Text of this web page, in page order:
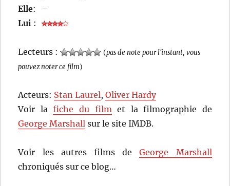
Elle:
–
Lui :
Lecteurs : (pas de note pour l'instant, vous
pouvez noter ce film)
Acteurs: Stan Laurel,Oliver Hardy
Voir lafiche du film et la filmographie de
George Marshall sur le site IMDB.
Voir les autres films deGeorge Marshall
chroniqués sur ce blog…